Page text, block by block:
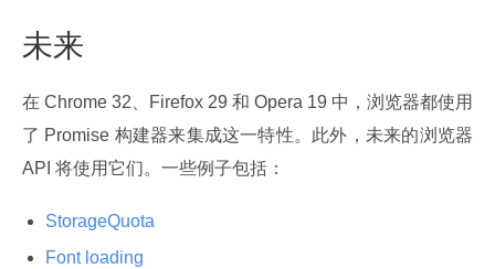
未来
在 Chrome 32、Firefox 29 和 Opera 19 中，浏览器都使用
了 Promise 构建器来集成这一特性。此外，未来的浏览器
API 将使用它们。一些例子包括：
StorageQuota
Font loading